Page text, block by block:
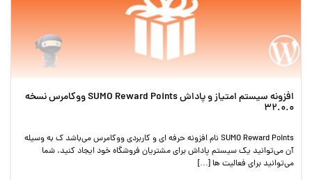
افزونه سیستم امتیاز و پاداش SUMO Reward Points ووکامرس نسخه
32.0.0
SUMO Reward Points نام افزونه حرفه ای و کاربردی ووکامرس می‌باشد ک به وسیله
آن می‌توانید یک سیستم پاداش برای مشتریان فروشگاه خود ایجاد کنید. شما
می‌توانید برای فعالیت ها […]